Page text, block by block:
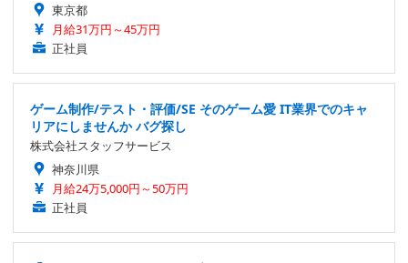
東京都
月給31万円～45万円
正社員
ゲーム制作/テスト・評価/SE そのゲーム愛 IT業界でのキャ
リアにしませんか バグ探し
株式会社スタッフサービス
神奈川県
月給24万5,000円～50万円
正社員